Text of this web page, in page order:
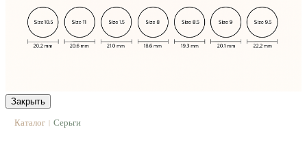
Закрыть
Каталог | Серьги